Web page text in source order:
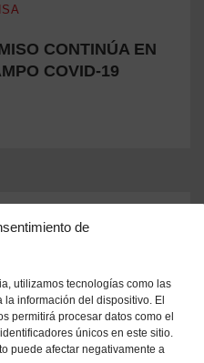
de
utilizamos tecnologías como las
información del dispositivo. El
permitirá procesar datos como el
únicos en este sitio.
puede afectar negativamente a
CONTINÚA EN
COVID-19